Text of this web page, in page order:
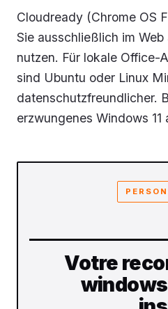
Cloudready (Chrome OS
Sie ausschließlich im
nutzen. Für lokale Office-
sind Ubuntu oder Linux
datenschutzfreundlicher.
erzwungenes Windows
Votre
windows